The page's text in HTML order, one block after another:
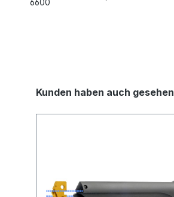
6600
Kunden haben auch gesehen